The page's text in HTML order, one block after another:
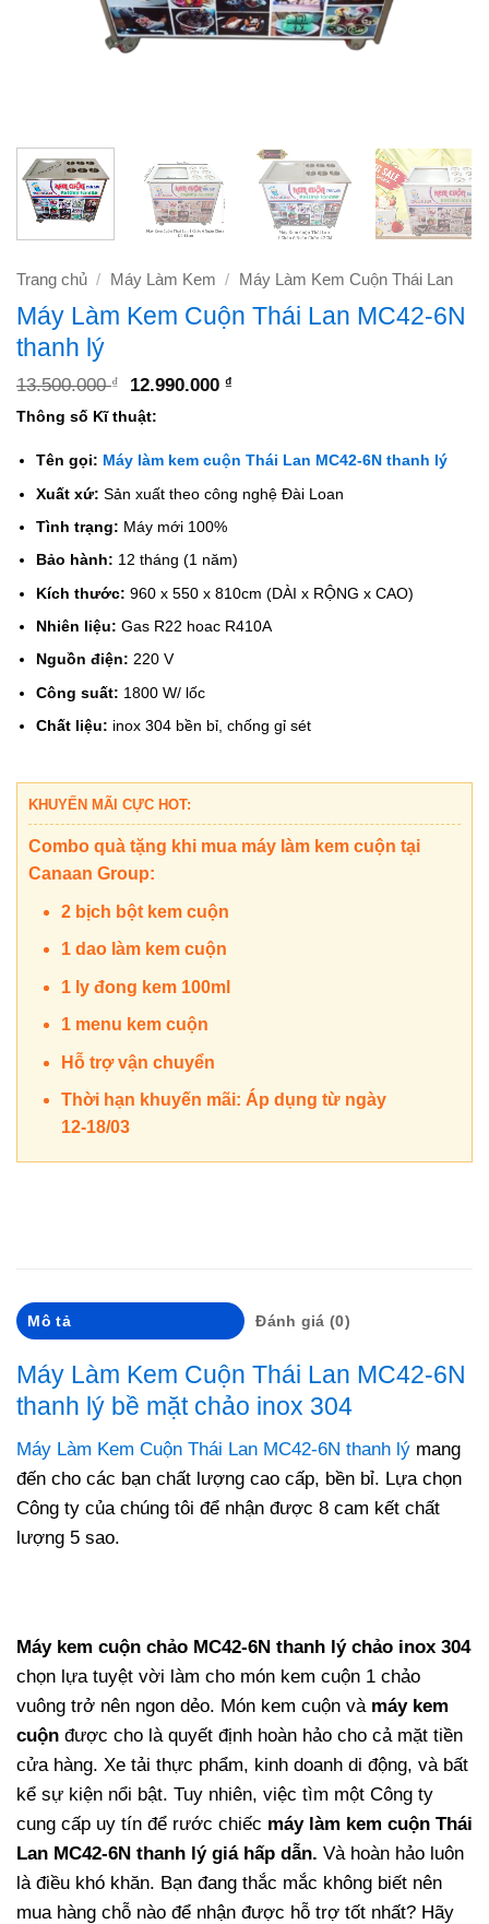
Trang chủ / Máy Làm Kem / Máy Làm Kem Cuộn Thái Lan
Máy Làm Kem Cuộn Thái Lan MC42-6N
thanh lý
13.500.000₫
Giá
là:
12.990.000₫
12.990.000 ₫.
Thông số Kĩ thuật:
Tên gọi: Máy làm kem cuộn Thái Lan MC42-6N thanh lý
Xuất xứ: Sản xuất theo công nghệ Đài Loan
Tình trạng: Máy mới 100%
Bảo hành: 12 tháng (1 năm)
Kích thước: 960 x 550 x 810cm (DÀI x RỘNG x CAO)
Nhiên liệu: Gas R22 hoac R410A
Nguồn điện: 220 V
Công suất: 1800 W/ lốc
Chất liệu: inox 304 bền bỉ, chống gỉ sét
KHUYẾN MÃI CỰC HOT:
Combo quà tặng khi mua máy làm kem cuộn tại
Canaan Group:
2 bịch bột kem cuộn
1 dao làm kem cuộn
1 ly đong kem 100ml
1 menu kem cuộn
Hỗ trợ vận chuyển
Thời hạn khuyến mãi: Áp dụng từ ngày
12-18/03
Mô tả Đánh giá (0)
Máy Làm Kem Cuộn Thái Lan MC42-6N
thanh lý bề mặt chảo inox 304
Máy Làm Kem Cuộn Thái Lan MC42-6N thanh lý mang
đến cho các bạn chất lượng cao cấp, bền bỉ. Lựa chọn
Công ty của chúng tôi để nhận được 8 cam kết chất
lượng 5 sao.
Máy kem cuộn chảo MC42-6N thanh lý chảo inox 304
chọn lựa tuyệt vời làm cho món kem cuộn 1 chảo
vuông trở nên ngon dẻo. Món kem cuộn và máy kem
cuộn được cho là quyết định hoàn hảo cho cả mặt tiền
cửa hàng. Xe tải thực phẩm, kinh doanh di động, và bất
kể sự kiện nổi bật. Tuy nhiên, việc tìm một Công ty
cung cấp uy tín để rước chiếc máy làm kem cuộn Thái
Lan MC42-6N thanh lý giá hấp dẫn. Và hoàn hảo luôn
là điều khó khăn. Bạn đang thắc mắc không biết nên
mua hàng chỗ nào để nhận được hỗ trợ tốt nhất? Hãy